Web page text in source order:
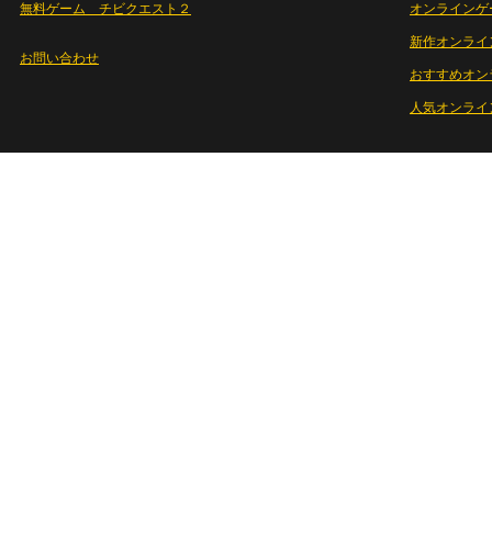
無料ゲーム チビクエスト２
お問い合わせ
オンライン
新作オンライ
おすすめオ
人気オンラ